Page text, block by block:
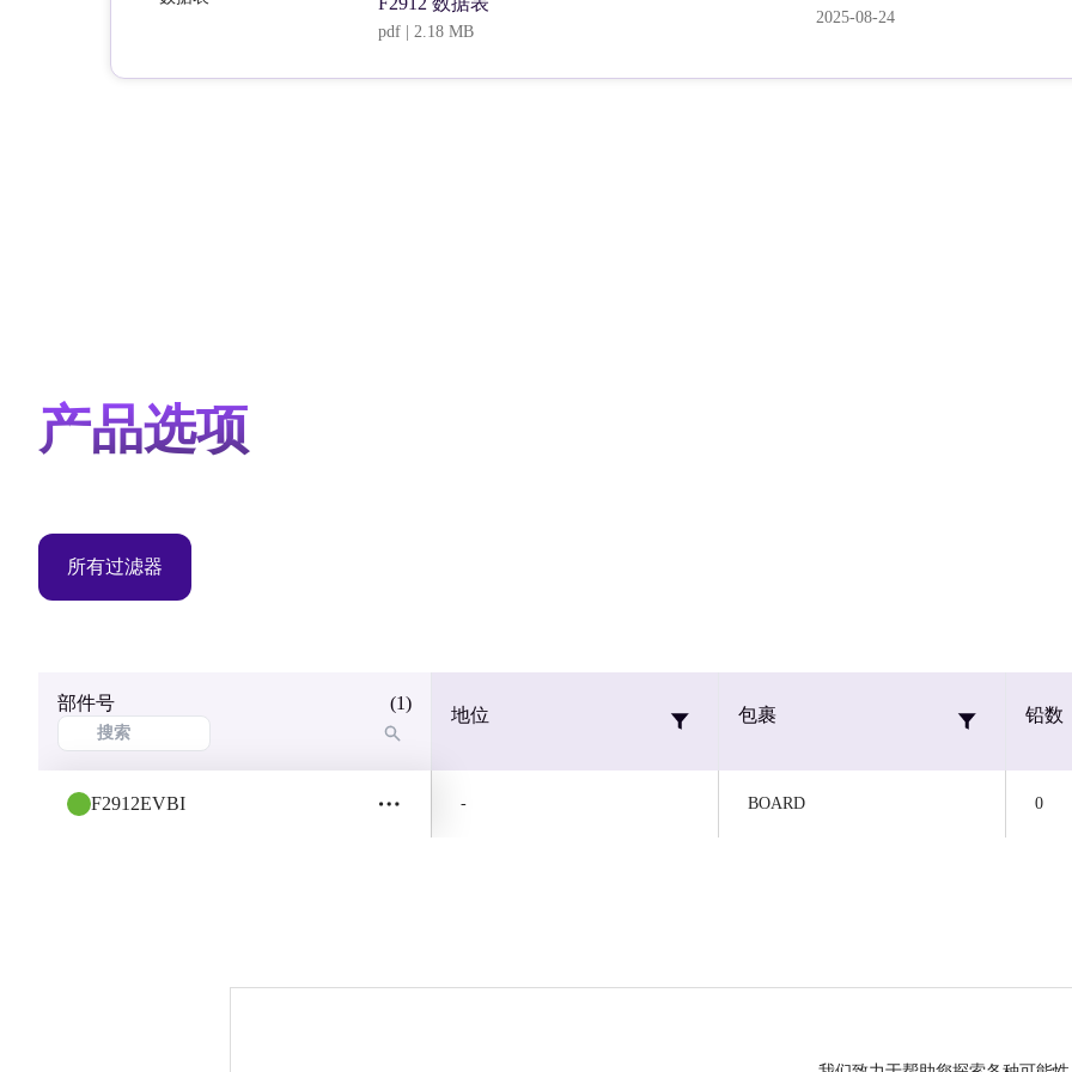
pdf | 2.18 MB
2025-08-24
产品选项
所有过滤器
部件号 (1)
地位 包裹 铅数
F2912EVBI - BOARD 0